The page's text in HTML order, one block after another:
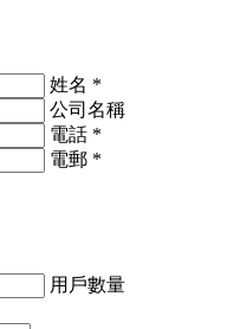
姓名 *
公司名稱
電話 *
電郵 *
用戶數量